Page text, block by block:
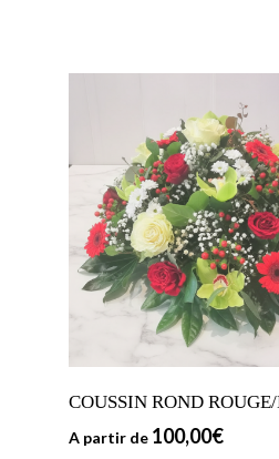
COUSSIN ROND
A partir de 100,00€